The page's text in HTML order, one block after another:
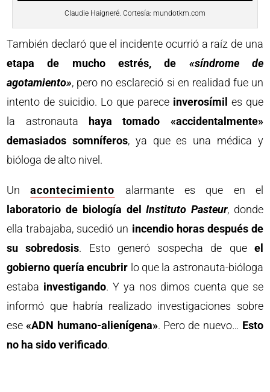
Claudie Haigneré. Cortesía: mundotkm.com
También declaró que el incidente ocurrió a raíz de una
etapa de mucho estrés, de «síndrome de
agotamiento», pero no esclareció si en realidad fue un
intento de suicidio. Lo que parece inverosímil es que
la astronauta haya tomado «accidentalmente»
demasiados somníferos, ya que es una médica y
bióloga de alto nivel.
Unacontecimiento alarmante es que en el
laboratorio de biología delInstituto Pasteur, donde
ella trabajaba, sucedió un incendio horas después de
su sobredosis. Esto generó sospecha de que el
gobierno quería encubrir lo que la astronauta-bióloga
estaba investigando. Y ya nos dimos cuenta que se
informó que habría realizado investigaciones sobre
ese«ADN humano-alienígena». Pero de nuevo… Esto
no ha sido verificado.